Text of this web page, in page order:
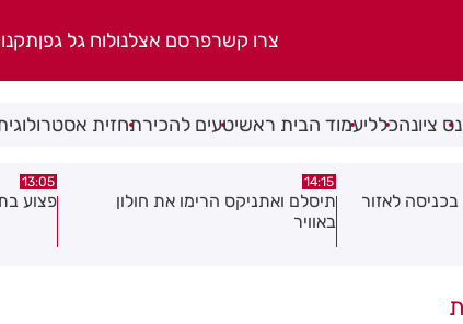
צרו קשרפרסם אצלנולוח גל גפן
נס ציונהכלליעמוד הבית ראשיטעים להכירתחזית
חולון
13:05
פצוע בתאונת אופנוע במרכז חולון
08:58
גופה